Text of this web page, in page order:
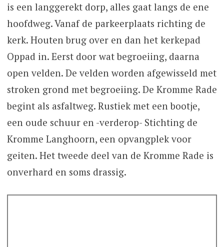
is een langgerekt dorp, alles gaat langs de ene
hoofdweg. Vanaf de parkeerplaats richting de
kerk. Houten brug over en dan het kerkepad
Oppad in. Eerst door wat begroeiing, daarna
open velden. De velden worden afgewisseld met
stroken grond met begroeiing. De Kromme Rade
begint als asfaltweg. Rustiek met een bootje,
een oude schuur en -verderop- Stichting de
Kromme Langhoorn, een opvangplek voor
geiten. Het tweede deel van de Kromme Rade is
onverhard en soms drassig.